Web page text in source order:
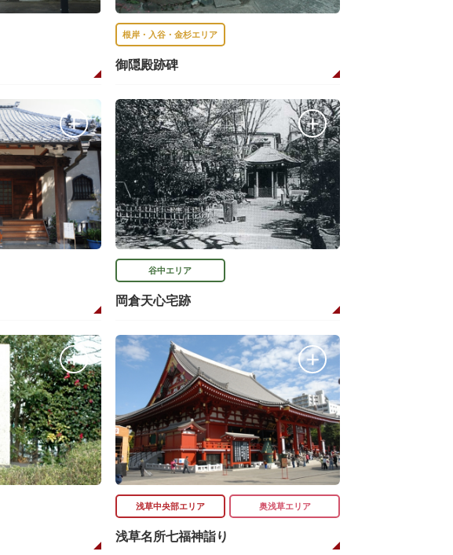
根岸・入谷・金杉エリア
御隠殿跡碑
谷中エリア
岡倉天心宅跡
浅草中央部エリア 奥浅草エリア
浅草名所七福神詣り